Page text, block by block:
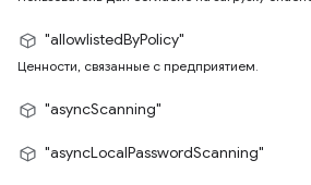
"allowlistedByPolicy"
Ценности, связанные с предприятием.
"asyncScanning"
"asyncLocalPasswordScanning"